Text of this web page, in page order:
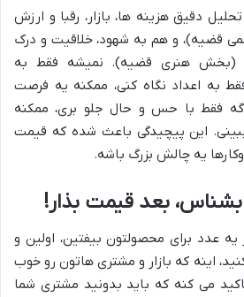
دقیق هزینه ها، بازار، رقبا و ارزش
قضیه)، و هم به شهود، خلاقیت و درک
(بخش هنری قضیه). نمیشه فقط به
به اعداد نگاه کنی، ممکنه یه فرصت
فقط با حس و حال جلو بری، ممکنه
این پیچیدگی باعث شده که قیمت
یه چالش بزرگ باشه.
بشناس، بعد قیمت بذار!
یه عدد برای محصولتون بیفتین، اولین و
اینه که بازار و مشتری هاتون رو خوب
می کنه که باید بدونید مشتری شما